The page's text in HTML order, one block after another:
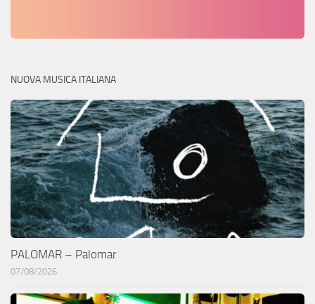
NUOVA MUSICA ITALIANA
PALOMAR – Palomar
07/08/2026